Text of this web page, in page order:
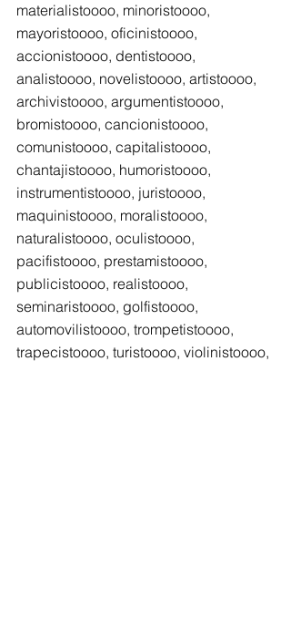
materialistoooo, minoristoooo,
mayoristoooo, oficinistoooo,
accionistoooo, dentistoooo,
analistoooo, novelistoooo, artistoooo,
archivistoooo, argumentistoooo,
bromistoooo, cancionistoooo,
comunistoooo, capitalistoooo,
chantajistoooo, humoristoooo,
instrumentistoooo, juristoooo,
maquinistoooo, moralistoooo,
naturalistoooo, oculistoooo,
pacifistoooo, prestamistoooo,
publicistoooo, realistoooo,
seminaristoooo, golfistoooo,
automovilistoooo, trompetistoooo,
trapecistoooo, turistoooo, violinistoooo,